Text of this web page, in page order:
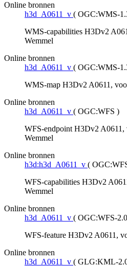
Online bronnen
h3d_A0611_v ( OGC:WMS-
WMS-capabilities H3Dv2
Wemmel
Online bronnen
h3d_A0611_v ( OGC:WMS-
WMS-map H3Dv2 A0611,
Online bronnen
h3d_A0611_v ( OGC:WFS )
WFS-endpoint H3Dv2 A0611,
Wemmel
Online bronnen
h3d:h3d_A0611_v (
WFS-capabilities H3Dv2
Wemmel
Online bronnen
h3d_A0611_v ( OGC:WFS-
WFS-feature H3Dv2 A0611,
Online bronnen
h3d_A0611_v ( GLG:KML-